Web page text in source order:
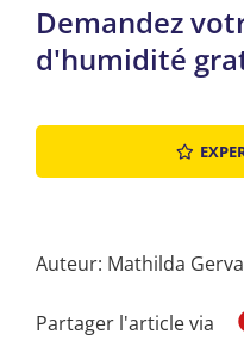
Demandez
d'humidité
Auteur: Mathilda
Partager l'article via